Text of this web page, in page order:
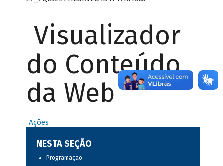
Visualizador
do Conteúdo
da Web
Ações
NESTA SEÇÃO
Programação